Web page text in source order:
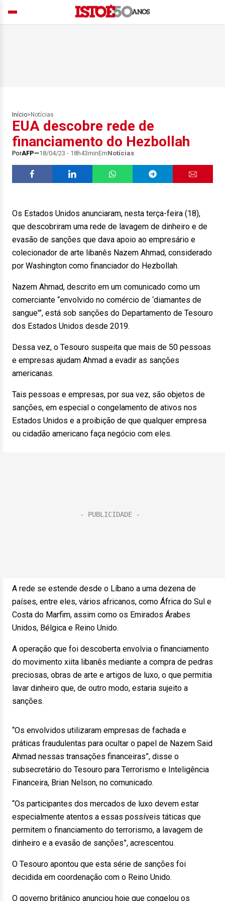
Início> Notícias
EUA descobre rede de
financiamento do Hezbollah
PorAFP 18/04/23 - 18h43minEmNotícias
Os Estados Unidos anunciaram, nesta terça-feira (18),
que descobriram uma rede de lavagem de dinheiro e de
evasão de sanções que dava apoio ao empresário e
colecionador de arte libanês Nazem Ahmad, considerado
por Washington como financiador do Hezbollah.
Nazem Ahmad, descrito em um comunicado como um
comerciante “envolvido no comércio de ‘diamantes de
sangue'”, está sob sanções do Departamento de Tesouro
dos Estados Unidos desde 2019.
Dessa vez, o Tesouro suspeita que mais de 50 pessoas
e empresas ajudam Ahmad a evadir as sanções
americanas.
Tais pessoas e empresas, por sua vez, são objetos de
sanções, em especial o congelamento de ativos nos
Estados Unidos e a proibição de que qualquer empresa
ou cidadão americano faça negócio com eles.
A rede se estende desde o Líbano a uma dezena de
países, entre eles, vários africanos, como África do Sul e
Costa do Marfim, assim como os Emirados Árabes
Unidos, Bélgica e Reino Unido.
A operação que foi descoberta envolvia o financiamento
do movimento xiita libanês mediante a compra de pedras
preciosas, obras de arte e artigos de luxo, o que permitia
lavar dinheiro que, de outro modo, estaria sujeito a
sanções.
“Os envolvidos utilizaram empresas de fachada e
práticas fraudulentas para ocultar o papel de Nazem Said
Ahmad nessas transações financeiras”, disse o
subsecretário do Tesouro para Terrorismo e Inteligência
Financeira, Brian Nelson, no comunicado.
“Os participantes dos mercados de luxo devem estar
especialmente atentos a essas possíveis táticas que
permitem o financiamento do terrorismo, a lavagem de
dinheiro e a evasão de sanções”, acrescentou.
O Tesouro apontou que esta série de sanções foi
decidida em coordenação com o Reino Unido.
O governo britânico anunciou hoje que congelou os